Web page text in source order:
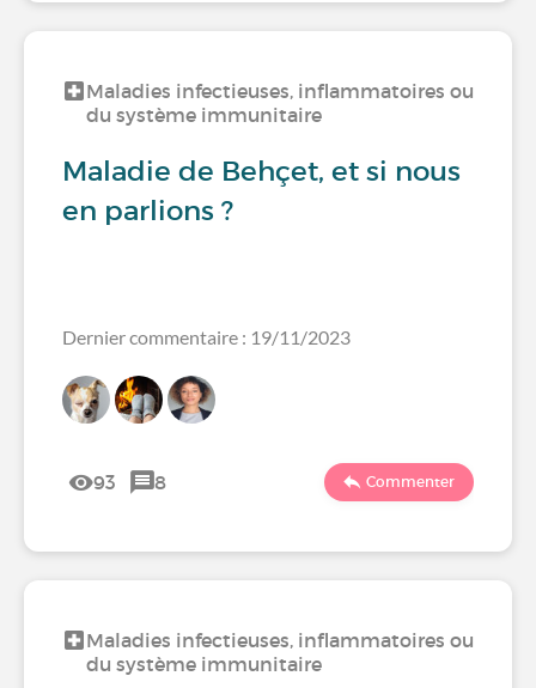
Maladies infectieuses, inflammatoires ou
du système immunitaire
Maladie de Behçet, et si nous
en parlions ?
Dernier commentaire : 19/11/2023
93 8 Commenter
Maladies infectieuses, inflammatoires ou
du système immunitaire